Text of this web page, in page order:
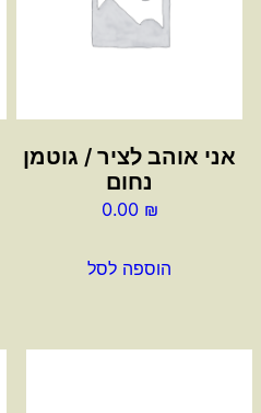
אני אוהב לציר / גוטמן
נחום
0.00 ₪
הוספה לסל